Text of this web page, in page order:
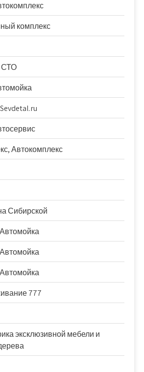
комплекс
СТО
Автокомплекс
Сибирской
777
эксклюзивной мебели и